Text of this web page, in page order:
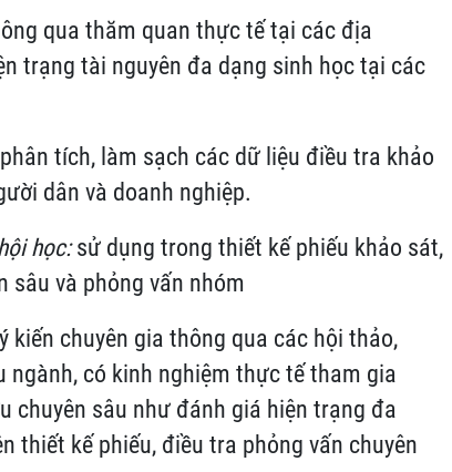
qua thăm quan thực tế tại các địa
trạng tài nguyên đa dạng sinh học tại các
tích, làm sạch các dữ liệu điều tra khảo
dân và doanh nghiệp.
học:sử dụng trong thiết kế phiếu khảo sát,
sâu và phỏng vấn nhóm
kiến chuyên gia thông qua các hội thảo,
có kinh nghiệm thực tế tham gia
chuyên sâu như đánh giá hiện trạng đa
thiết kế phiếu, điều tra phỏng vấn chuyên